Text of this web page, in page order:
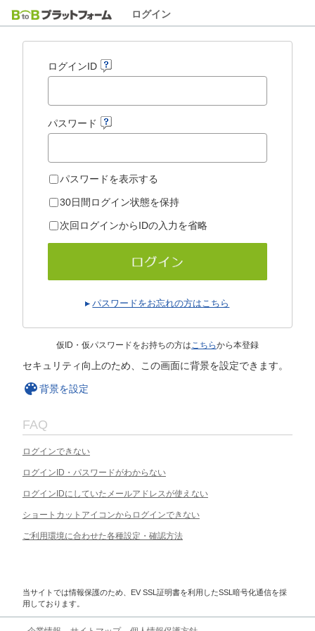
ログイン
ログインID
パスワード
パスワードを表示する
30日間ログイン状態を保持
次回ログインからIDの入力を省略
パスワードをお忘れの方はこちら
仮ID・仮パスワードをお持ちの方はこちらから本登録
セキュリティ向上のため、この画面に背景を設定できます。
背景を設定
FAQ
ログインできない
ログインID・パスワードがわからない
ログインIDにしていたメールアドレスが使えない
ショートカットアイコンからログインできない
ご利用環境に合わせた各種設定・確認方法
当サイトでは情報保護のため、EV SSL証明書を利用したSSL暗号化通信を採
用しております。